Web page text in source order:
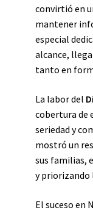
convirtió en
mantener
especial
alcance,
tanto en
La labor del
cobertura de
seriedad y
mostró un
sus familias,
y priorizando
El suceso en